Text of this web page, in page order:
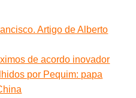
Artigo de Alberto
de acordo inovador
por Pequim: papa